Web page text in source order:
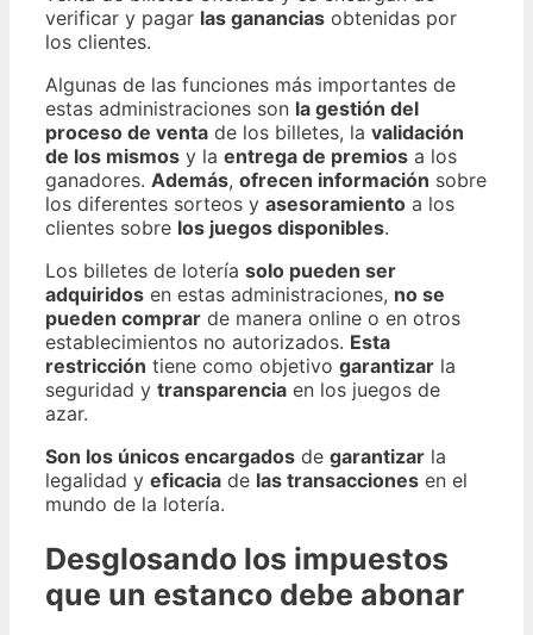
verificar y pagar las ganancias obtenidas por
los clientes.
Algunas de las funciones más importantes de
estas administraciones son la gestión del
proceso de venta de los billetes, la validación
de los mismos y la entrega de premios a los
ganadores. Además, ofrecen información sobre
los diferentes sorteos y asesoramiento a los
clientes sobre los juegos disponibles.
Los billetes de lotería solo pueden ser
adquiridos en estas administraciones, no se
pueden comprar de manera online o en otros
establecimientos no autorizados. Esta
restricción tiene como objetivo garantizar la
seguridad y transparencia en los juegos de
azar.
Son los únicos encargados de garantizar la
legalidad y eficacia de las transacciones en el
mundo de la lotería.
Desglosando los impuestos
que un estanco debe abonar